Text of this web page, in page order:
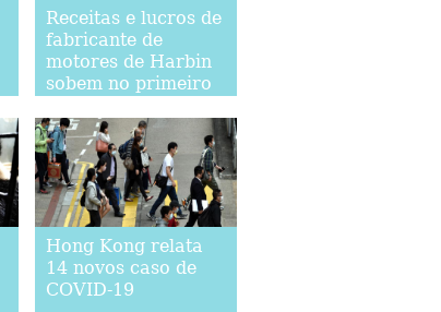
Receitas e lucros de
fabricante de
motores de Harbin
sobem no primeiro
Hong Kong relata
14 novos caso de
COVID-19